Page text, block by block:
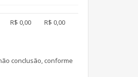
R$ 0,00 R$ 0,00
conclusão, conforme